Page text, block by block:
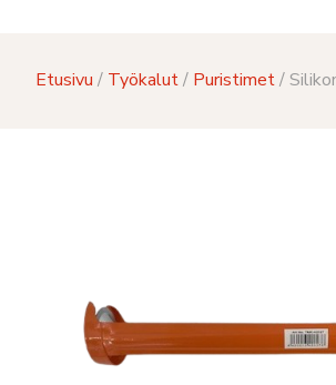
Etusivu / Työkalut/ Puristimet/